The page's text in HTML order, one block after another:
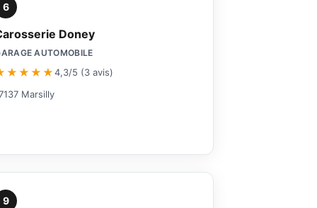
6
Doney
AUTOMOBILE
4,3/5 (3 avis)
Marsilly
9